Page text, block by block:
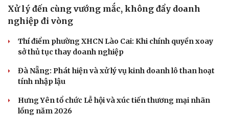
Thể thao
Lịch thi đấu bóng đá
Thế giới thể thao
Hậu trường
Ô tô - Xe máy
Xe máy
Xử lý đến cùng vướng mắc, không đẩy doanh
nghiệp đi vòng
Thí điểm phường XHCN Lào Cai: Khi chính quyền xoay
sở thủ tục thay doanh nghiệp
Đà Nẵng: Phát hiện và xử lý vụ kinh doanh lô than hoạt
tính nhập lậu
Hưng Yên tổ chức Lễ hội và xúc tiến thương mại nhãn
lồng năm 2026